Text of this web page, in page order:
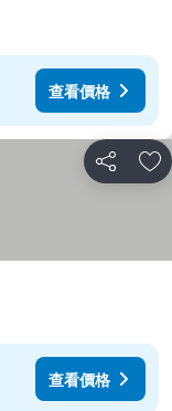
查看價格
分享 加
查看價格